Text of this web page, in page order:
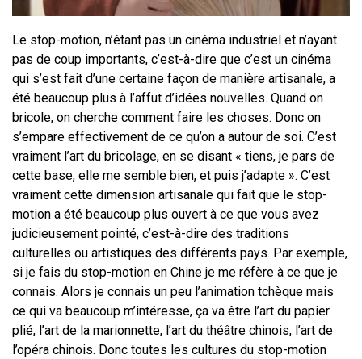
Le stop-motion, n’étant pas un cinéma industriel et n’ayant
pas de coup importants, c’est-à-dire que c’est un cinéma
qui s’est fait d’une certaine façon de manière artisanale, a
été beaucoup plus à l’affut d’idées nouvelles. Quand on
bricole, on cherche comment faire les choses. Donc on
s’empare effectivement de ce qu’on a autour de soi. C’est
vraiment l’art du bricolage, en se disant « tiens, je pars de
cette base, elle me semble bien, et puis j’adapte ». C’est
vraiment cette dimension artisanale qui fait que le stop-
motion a été beaucoup plus ouvert à ce que vous avez
judicieusement pointé, c’est-à-dire des traditions
culturelles ou artistiques des différents pays. Par exemple,
si je fais du stop-motion en Chine je me réfère à ce que je
connais. Alors je connais un peu l’animation tchèque mais
ce qui va beaucoup m’intéresse, ça va être l’art du papier
plié, l’art de la marionnette, l’art du théâtre chinois, l’art de
l’opéra chinois. Donc toutes les cultures du stop-motion